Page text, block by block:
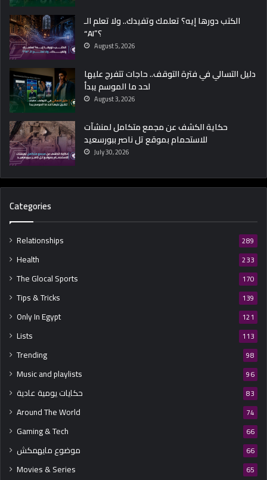
الكتب دورها إيه؟ تعلمك وتفيدك.. ولا تعلم الـ
“AI”؟
August 5, 2026
دليل التسالي في فترة التوقف.. حاجات تتفرج عليها
لحد ما الموسم يبدأ
August 3, 2026
حكاية الكشف عن مجمع متكامل لمنشآت
للاستحمام بموقع تل ناصر ببورسعيد
July 30, 2026
Categories
Relationships 289
Health 233
The Glocal Sports 170
Tips & Tricks 139
Only In Egypt 121
Lists 113
Trending 98
Music and playlists 96
حكايات يومية عادية 83
Around The World 74
Gaming & Tech 66
موضوع مايهمكش 66
Movies & Series 65